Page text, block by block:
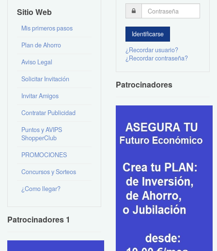
Sitio Web
Mis primeros pasos
Plan de Ahorro
Aviso Legal
Solicitar Invitación
Invitar Amigos
Contratar Publicidad
Puntos y AVIPS
ShopperClub
PROMOCIONES
Concursos y Sorteos
¿Como llegar?
Patrocinadores 1
¿Recordar usuario?
¿Recordar contraseña?
Patrocinadores